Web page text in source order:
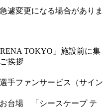
遽変更になる場合がありま
TOKYO」施設前に集
挨拶
ファンサービス（サイン
台場 「シースケープ テ